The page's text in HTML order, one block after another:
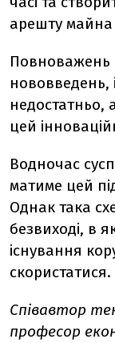
арешту майна
Повноважень
нововведень,
недостатньо,
цей
Водночас
матиме цей
Однак така
безвиході, в
існування
скористатися.
Співавтор
професор